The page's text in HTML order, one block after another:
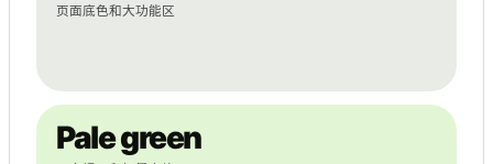
页面底色和大功能区
Pale green